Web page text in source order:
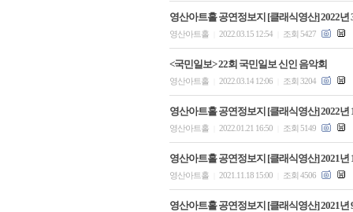
영산아트홀 공연정보지 [클래식영산] 2022년
영산아트홀 2022.03.15 12:54 조회 5427
<국민일보> 22회 국민일보 신인 음악회
영산아트홀 2022.03.14 12:06 조회 3204
영산아트홀 공연정보지 [클래식영산] 2022년
영산아트홀 2022.01.21 16:50 조회 5149
영산아트홀 공연정보지 [클래식영산] 2021년
영산아트홀 2021.11.18 15:00 조회 4506
영산아트홀 공연정보지 [클래식영산] 2021년